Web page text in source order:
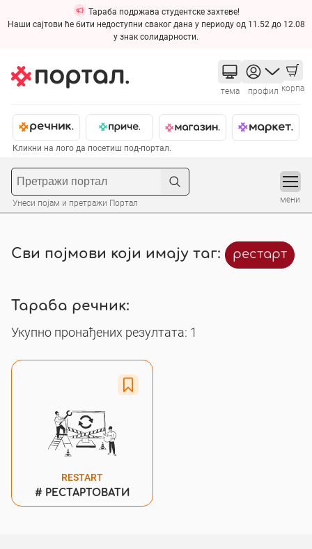
Тараба подржава студентске захтеве!
Наши сајтови ће бити недоступни сваког дана у периоду од 11.52 до 12.08
у знак солидарности.
тема профил корпа
Кликни на лого да посетиш под-портал.
Унеси појам и претражи Портал мени
Сви појмови који имају таг: рестарт
Тараба речник:
Укупно пронађених резултата: 1
RESTART
# РЕСТАРТОВАТИ